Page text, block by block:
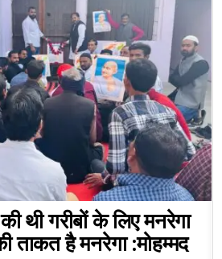
थी गरीबों के लिए मनरेगा
ताकत है मनरेगा :मोहम्मद